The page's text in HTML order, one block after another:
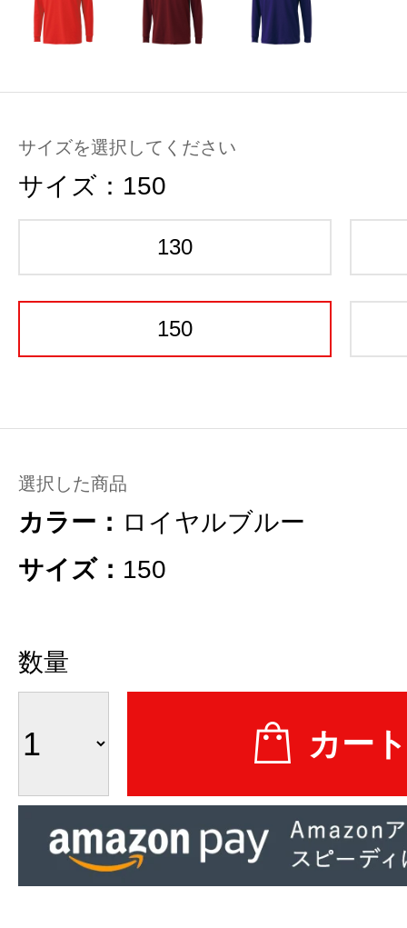
サイズを選択してください
サイズ： 150
130
150
選択した商品
カラー： ロイヤルブルー
サイズ： 150
数量